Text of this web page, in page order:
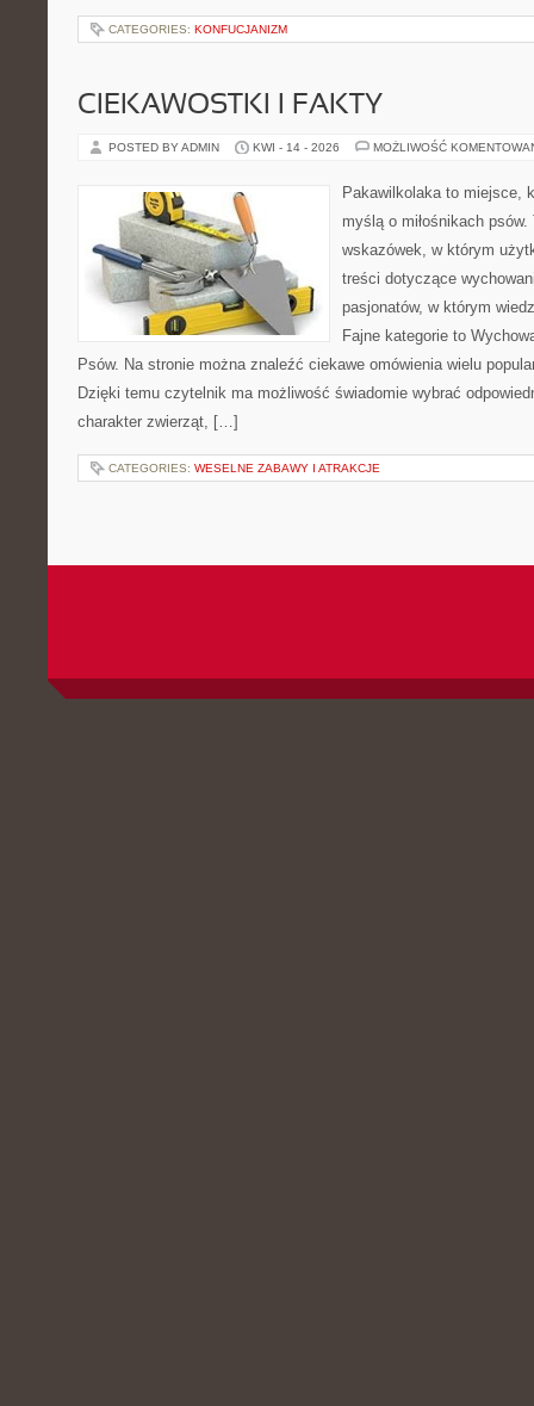
CATEGORIES: KONFUCJANIZM
CIEKAWOSTKI I FAKTY
POSTED BY ADMIN KWI - 14 - 2026 MOŻLIWOŚĆ
Pakawilkolaka to miejsce,
myślą o miłośnikach
wskazówek, w którym
treści dotyczące
pasjonatów, w którym
Fajne kategorie to
Psów. Na stronie można znaleźć ciekawe omówienia wielu
Dzięki temu czytelnik ma możliwość świadomie wybrać
charakter zwierząt, […]
CATEGORIES: WESELNE ZABAWY I ATRAKCJE